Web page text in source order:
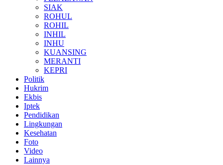
SIAK
ROHUL
ROHIL
INHIL
INHU
KUANSING
MERANTI
KEPRI
Politik
Hukrim
Ekbis
Iptek
Pendidikan
Lingkungan
Kesehatan
Foto
Video
Lainnya